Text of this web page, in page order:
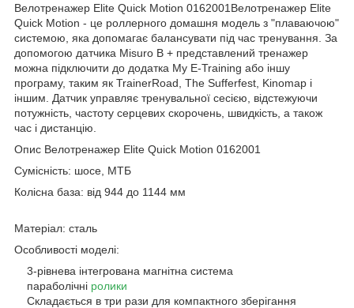
Велотренажер Elite Quick Motion 0162001Велотренажер Elite
Quick Motion - це роллерного домашня модель з "плаваючою"
системою, яка допомагає балансувати під час тренування. За
допомогою датчика Misuro B + представлений тренажер
можна підключити до додатка My E-Training або іншу
програму, таким як TrainerRoad, The Sufferfest, Kinomap і
іншим. Датчик управляє тренувальної сесією, відстежуючи
потужність, частоту серцевих скорочень, швидкість, а також
час і дистанцію.
Опис Велотренажер Elite Quick Motion 0162001
Сумісність: шосе, МТБ
Колісна база: від 944 до 1144 мм
Матеріал: сталь
Особливості моделі:
3-рівнева інтегрована магнітна система
параболічні ролики
Складається в три рази для компактного зберігання